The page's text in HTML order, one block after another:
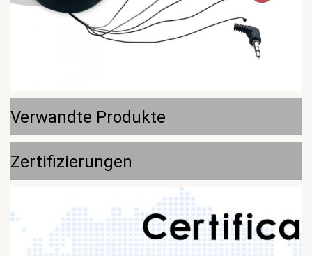
Verwandte Produkte
Zertifizierungen